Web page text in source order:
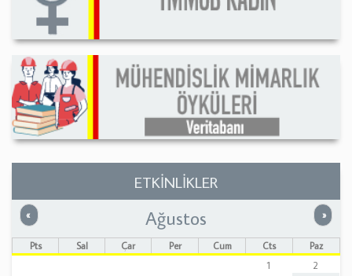
ETKİNLİKLER
« Önceki »
Ağustos
Pts Sal Çar Per Cum Cts
Paz
1
2